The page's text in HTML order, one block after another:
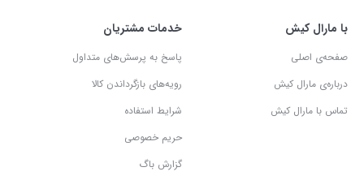
با مارال کیش
صفحه‌ی اصلی
درباره‌ی مارال کیش
تماس با مارال کیش
خدمات مشتریان
پاسخ به پرسش‌های متداول
رویه‌های بازگرداندن کالا
شرایط استفاده
حریم خصوصی
گزارش باگ